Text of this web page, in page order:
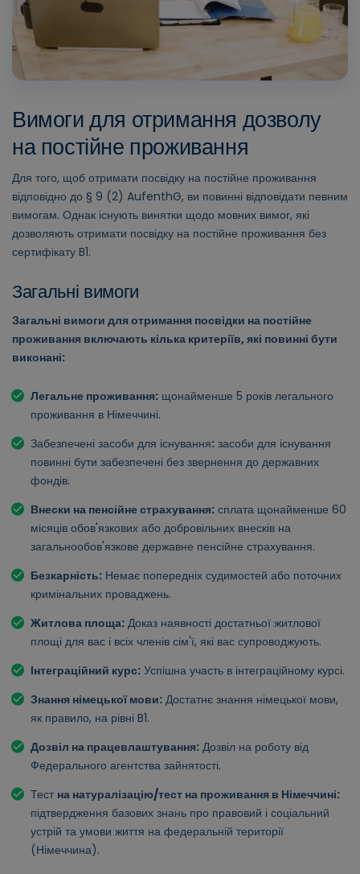
Вимоги для отримання дозволу
на постійне проживання
Для того, щоб отримати посвідку на постійне проживання
відповідно до § 9 (2) AufenthG, ви повинні відповідати певним
вимогам. Однак існують винятки щодо мовних вимог, які
дозволяють отримати посвідку на постійне проживання без
сертифікату B1.
Загальні вимоги
Загальні вимоги для отримання посвідки на постійне
проживання включають кілька критеріїв, які повинні бути
виконані:
Легальне проживання: щонайменше 5 років легального
проживання в Німеччині.
Забезпечені засоби для існування: засоби для існування
повинні бути забезпечені без звернення до державних
фондів.
Внески на пенсійне страхування: сплата щонайменше 60
місяців обов'язкових або добровільних внесків на
загальнообов'язкове державне пенсійне страхування.
Безкарність: Немає попередніх судимостей або поточних
кримінальних проваджень.
Житлова площа: Доказ наявності достатньої житлової
площі для вас і всіх членів сім'ї, які вас супроводжують.
Інтеграційний курс: Успішна участь в інтеграційному курсі.
Знання німецької мови: Достатнє знання німецької мови,
як правило, на рівні B1.
Дозвіл на працевлаштування: Дозвіл на роботу від
Федерального агентства зайнятості.
Тест на натуралізацію/тест на проживання в Німеччині:
підтвердження базових знань про правовий і соціальний
устрій та умови життя на федеральній території
(Німеччина).